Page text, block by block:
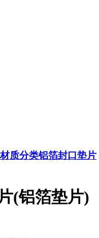
质分类铝箔封口垫片
(铝箔垫片)